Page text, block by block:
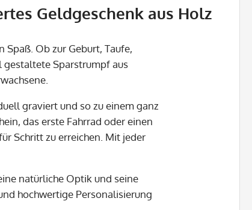
Geldgeschenk aus Holz
Spaß. Ob zur Geburt, Taufe,
gestaltete Sparstrumpf aus
graviert und so zu einem ganz
das erste Fahrrad oder einen
Schritt zu erreichen. Mit jeder
natürliche Optik und seine
hochwertige Personalisierung